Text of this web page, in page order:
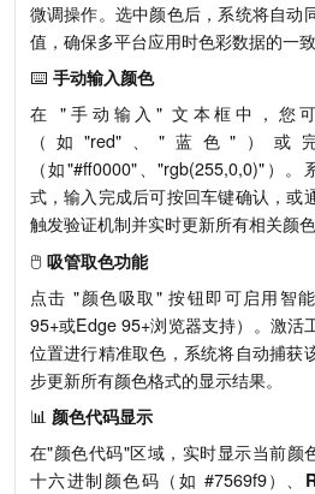
微调操作。选中颜色后，系统将自动
值，确保多平台应用时色彩数据的一致
⌨️ 手动输入颜色
在 "手动输入" 文本框中，您
（如"red"、"蓝色"）或
（如"#ff0000"、"rgb(255,0,0)"）
式，输入完成后可按回车键确认，或
触发验证机制并实时更新所有相关颜色
🖱️ 吸管取色功能
点击 "颜色吸取" 按钮即可启用智
95+或Edge 95+浏览器支持）。激活
位置进行精准取色，系统将自动捕获
步更新所有颜色格式的显示结果。
📊 颜色代码显示
在"颜色代码"区域，实时显示当前颜
十六进制颜色码（如 #7569f9）、